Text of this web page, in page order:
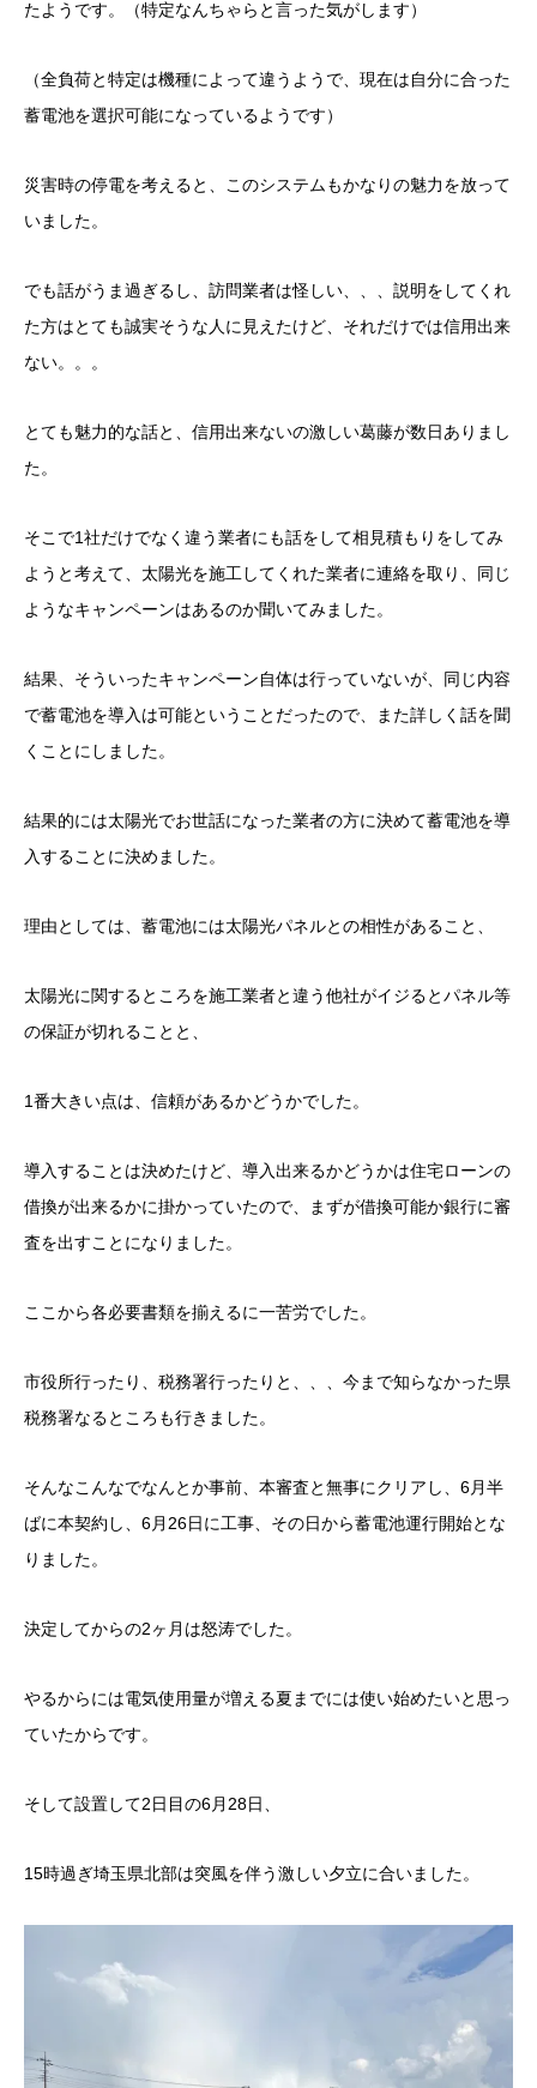
たようです。（特定なんちゃらと言った気がします）
（全負荷と特定は機種によって違うようで、現在は自分に合った
蓄電池を選択可能になっているようです）
災害時の停電を考えると、このシステムもかなりの魅力を放って
いました。
でも話がうま過ぎるし、訪問業者は怪しい、、、説明をしてくれ
た方はとても誠実そうな人に見えたけど、それだけでは信用出来
ない。。。
とても魅力的な話と、信用出来ないの激しい葛藤が数日ありまし
た。
そこで1社だけでなく違う業者にも話をして相見積もりをしてみ
ようと考えて、太陽光を施工してくれた業者に連絡を取り、同じ
ようなキャンペーンはあるのか聞いてみました。
結果、そういったキャンペーン自体は行っていないが、同じ内容
で蓄電池を導入は可能ということだったので、また詳しく話を聞
くことにしました。
結果的には太陽光でお世話になった業者の方に決めて蓄電池を導
入することに決めました。
理由としては、蓄電池には太陽光パネルとの相性があること、
太陽光に関するところを施工業者と違う他社がイジるとパネル等
の保証が切れることと、
1番大きい点は、信頼があるかどうかでした。
導入することは決めたけど、導入出来るかどうかは住宅ローンの
借換が出来るかに掛かっていたので、まずが借換可能か銀行に審
査を出すことになりました。
ここから各必要書類を揃えるに一苦労でした。
市役所行ったり、税務署行ったりと、、、今まで知らなかった県
税務署なるところも行きました。
そんなこんなでなんとか事前、本審査と無事にクリアし、6月半
ばに本契約し、6月26日に工事、その日から蓄電池運行開始とな
りました。
決定してからの2ヶ月は怒涛でした。
やるからには電気使用量が増える夏までには使い始めたいと思っ
ていたからです。
そして設置して2日目の6月28日、
15時過ぎ埼玉県北部は突風を伴う激しい夕立に合いました。